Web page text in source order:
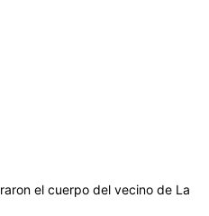
el cuerpo del vecino de La